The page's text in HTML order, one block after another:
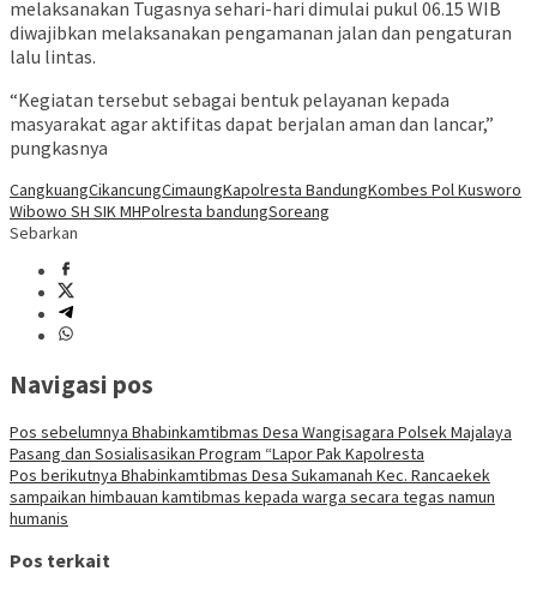
melaksanakan Tugasnya sehari-hari dimulai pukul 06.15 WIB
diwajibkan melaksanakan pengamanan jalan dan pengaturan
lalu lintas.
“Kegiatan tersebut sebagai bentuk pelayanan kepada
masyarakat agar aktifitas dapat berjalan aman dan lancar,”
pungkasnya
CangkuangCikancungCimaungKapolresta BandungKombes Pol Kusworo
Wibowo SH SIK MHPolresta bandungSoreang
Sebarkan
Navigasi pos
Pos sebelumnya Bhabinkamtibmas Desa Wangisagara Polsek Majalaya
Pasang dan Sosialisasikan Program “Lapor Pak Kapolresta
Pos berikutnya Bhabinkamtibmas Desa Sukamanah Kec. Rancaekek
sampaikan himbauan kamtibmas kepada warga secara tegas namun
humanis
Pos terkait